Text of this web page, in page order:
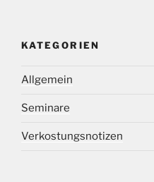
KATEGORIEN
Allgemein
Seminare
Verkostungsnotizen